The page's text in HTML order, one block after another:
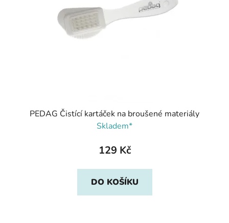
PEDAG Čistící kartáček na broušené materiály
Skladem*
129 Kč
DO KOŠÍKU